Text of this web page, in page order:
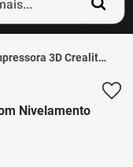
3D Creality
Nivelamento